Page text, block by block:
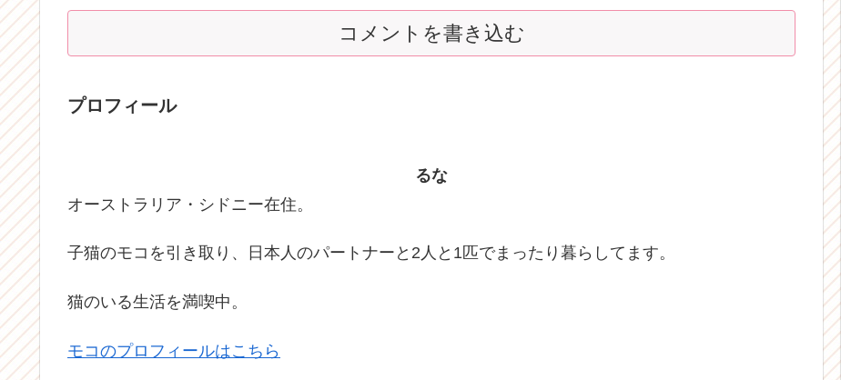
コメントを書き込む
プロフィール
るな
オーストラリア・シドニー在住。
子猫のモコを引き取り、日本人のパートナーと2人と1匹でまったり暮らしてます。
猫のいる生活を満喫中。
モコのプロフィールはこちら